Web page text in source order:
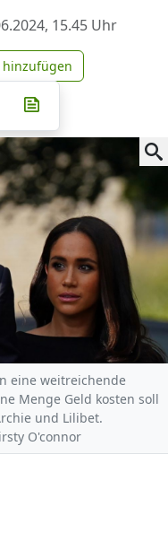
15.45 Uhr
zu Google
hinzufügen
auf Whatsapp
Teilen auf Telegram
teilen
Post auf X
eine weitreichende
Menge Geld kosten soll
und Lilibet.
O'connor